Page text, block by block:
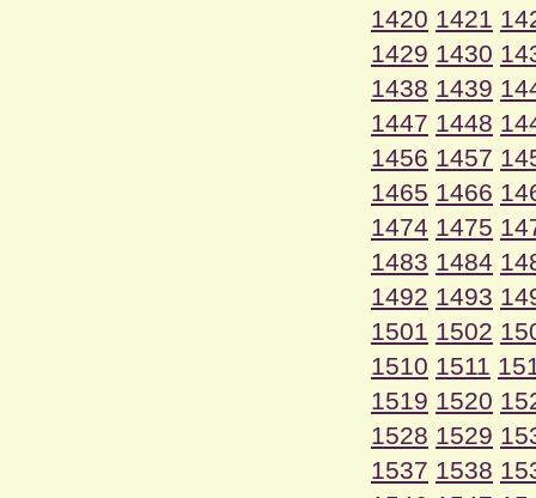
1420 1421
1429 1430
1438 1439
1447 1448
1456 1457
1465 1466
1474 1475
1483 1484
1492 1493
1501 1502
1510 1511
1519 1520
1528 1529
1537 1538